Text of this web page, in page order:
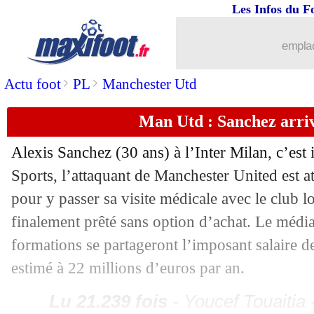
Actu foot> PL > Manchester Utd
Les Infos du
Man Utd : Sanchez
Alexis Sanchez (30 ans) à l’Inter Milan,
Sports, l’attaquant de Manchester United est
pour y passer sa visite médicale avec le club
finalement prêté sans option d’achat. Le
formations se partageront l’imposant salaire
estimé à 22 millions d’euros par an.
Inter: Gabigol va rapporter 18 M€
28/08 VIDEO
28/08 Barça: Rakitic aussi n'est pas emballé
28/08 PSG: Dybala, Eriksen et Icardi ciblés
28/08 OM : Gustavo, et maintenant Monaco
28/08 PSG: Sarabia a dit oui tout de suite
28/08 Barça: l'agent de Dembélé veut